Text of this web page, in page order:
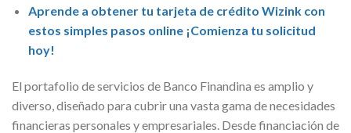
Aprende a obtener tu tarjeta de crédito Wizink con
estos simples pasos online ¡Comienza tu solicitud
hoy!
El portafolio de servicios de Banco Finandina es amplio y
diverso, diseñado para cubrir una vasta gama de necesidades
financieras personales y empresariales. Desde financiación de